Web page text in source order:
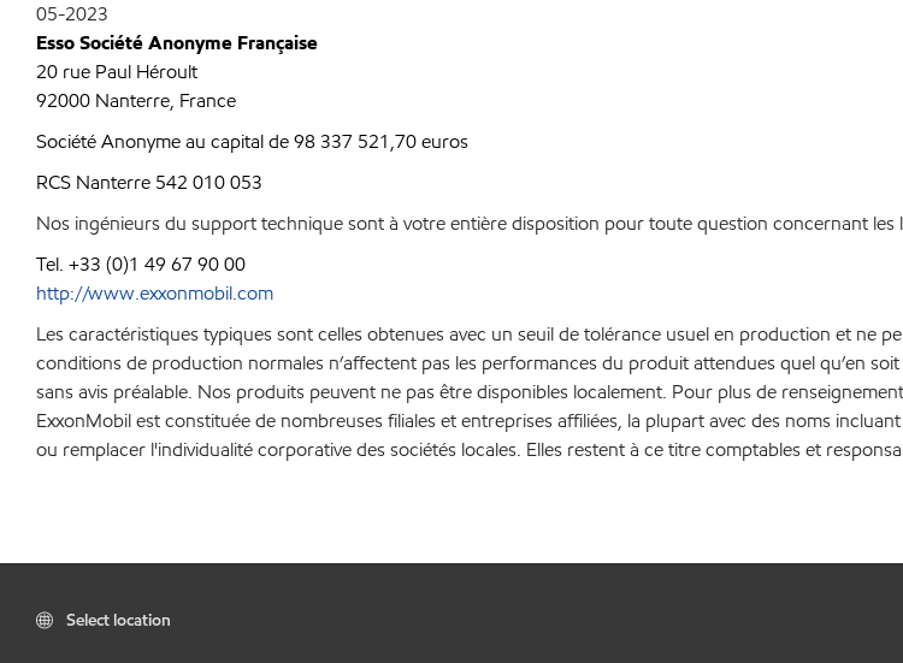
05-2023
Esso Société Anonyme Française
20 rue Paul Héroult
92000 Nanterre, France
Société Anonyme au capital de 98 337 521,70 euros
RCS Nanterre 542 010 053
Nos ingénieurs du support technique sont à votre entière disposition pour toute question concernant les
Tel. +33 (0)1 49 67 90 00
http://www.exxonmobil.com
Les caractéristiques typiques sont celles obtenues avec un seuil de tolérance usuel en production et ne
conditions de production normales n’affectent pas les performances du produit attendues quel qu’en
sans avis préalable. Nos produits peuvent ne pas être disponibles localement. Pour plus de
ExxonMobil est constituée de nombreuses filiales et entreprises affiliées, la plupart avec des noms
ou remplacer l'individualité corporative des sociétés locales. Elles restent à ce titre comptables et
Select location